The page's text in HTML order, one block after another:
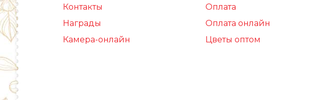
Контакты
Награды
Камера-онлайн
Оплата
Оплата онлайн
Цветы оптом